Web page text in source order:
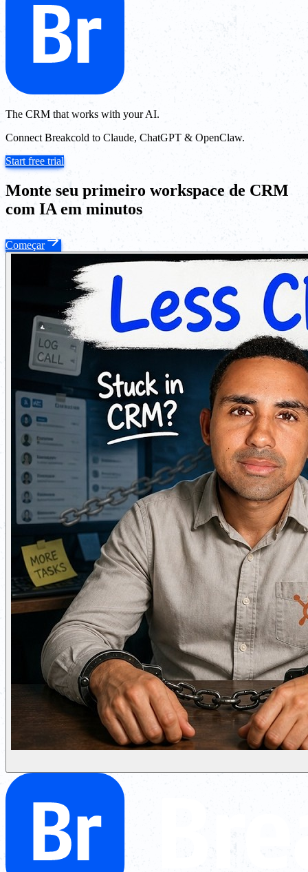
The CRM that works with your AI.
Connect Breakcold to Claude, ChatGPT & OpenClaw.
Start free trial
Monte seu primeiro workspace de CRM
com IA em minutos
Começar